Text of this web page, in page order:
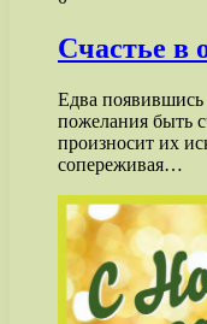
Счастье в
Едва
пожелания быть
произносит их
сопереживая…